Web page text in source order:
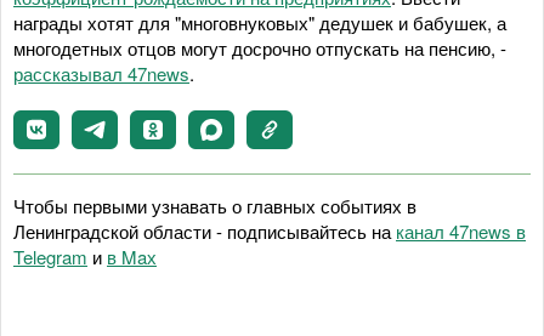
награды хотят для "многовнуковых" дедушек и бабушек, а
многодетных отцов могут досрочно отпускать на пенсию, -
рассказывал 47news.
Чтобы первыми узнавать о главных событиях в
Ленинградской области - подписывайтесь на канал 47news в
Telegram и в Maх